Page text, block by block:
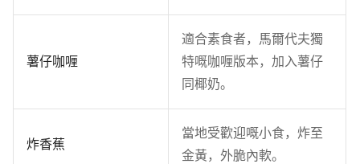
薯仔咖喱
適合素食者，馬爾代夫獨
特嘅咖喱版本，加入薯仔
同椰奶。
炸香蕉
當地受歡迎嘅小食，炸至
金黃，外脆內軟。